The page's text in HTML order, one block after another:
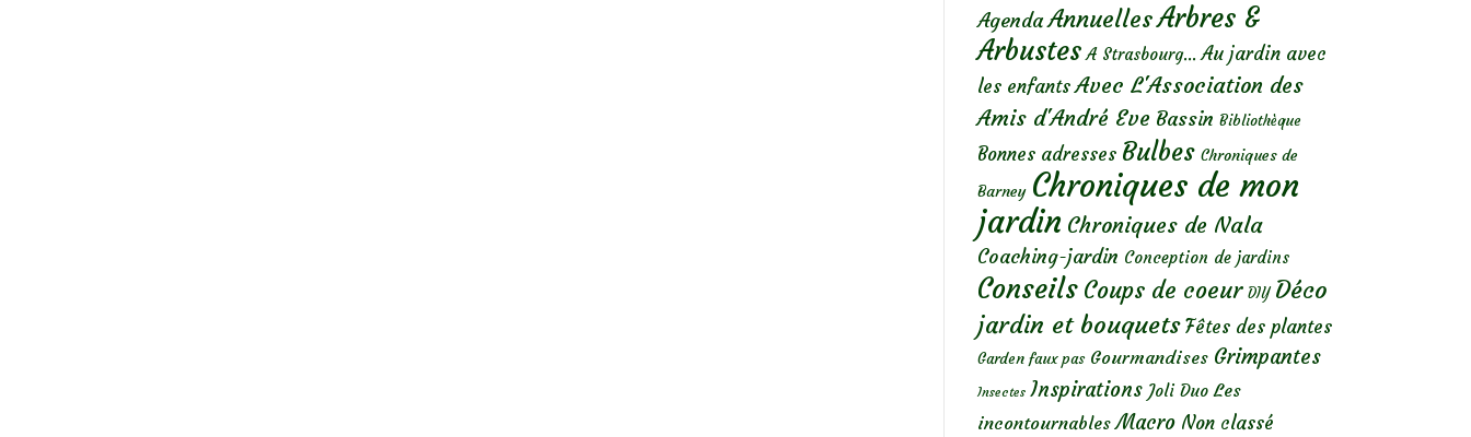
Agenda AnnuellesArbres &
Arbustes A Strasbourg... Au jardin avec
les enfants Avec L'Association des
Amis d'André Eve Bassin Bibliothèque
Bonnes adresses Bulbes Chroniques de
Barney Chroniques de mon
jardin Chroniques de Nala
Coaching-jardin Conception de jardins
Conseils Coups de coeur DIY Déco
jardin et bouquets Fêtes des plantes
Garden faux pas Gourmandises Grimpantes
Insectes Inspirations Joli Duo Les
incontournables Macro Non classé